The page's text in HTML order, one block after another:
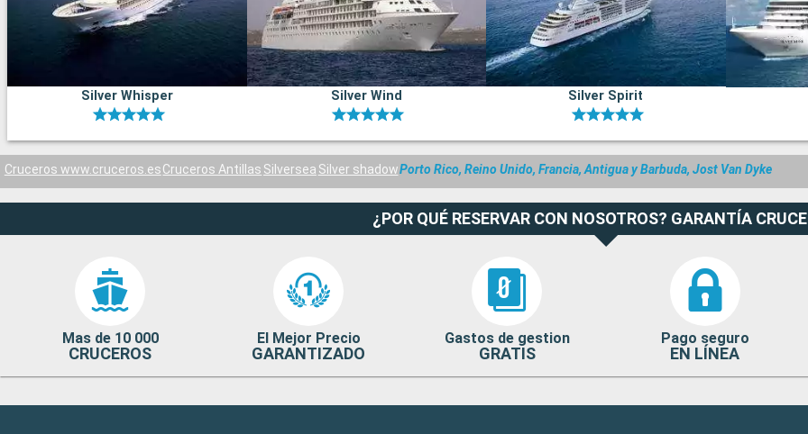
Silver Whisper Silver Wind Silver Spirit
Cruceros www.cruceros.esCruceros Antillas Silversea Silver shadowPorto Rico, Reino Unido, Francia, Antigua y Barbuda, Jost Van Dyke
¿POR QUÉ RESERVAR CON NOSOTROS? GARANTÍA
Mas de 10 000
CRUCEROS
El Mejor Precio
GARANTIZADO
Gastos de gestion
GRATIS
Pago seguro
EN LÍNEA